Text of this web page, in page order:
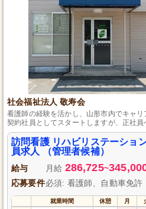
社会福祉法人 敬寿会
看護師の経験を活かし、山形市内でキャリ
契約社員としてスタートしますが、正社
み加え、有給に加え特別休暇も6日設けら
バランスを大切にしながら、地域の方々
あ、山形市での新たな一歩を踏み出しませ
訪問看護 リハビリステーショ
員求人 （管理者候補）
給与 月給 286,725~
応募要件必須: 看護師、自動車免許
就業時間 休憩 月